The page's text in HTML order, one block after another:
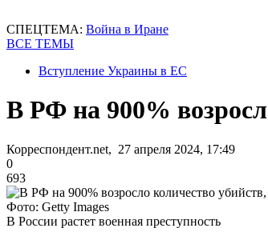
СПЕЦТЕМА: Война в Иране
ВСЕ ТЕМЫ
Вступление Украины в ЕС
В РФ на 900%
Корреспондент.net, 27 апреля 2024, 17:49
0
693
Фото: Getty Images
В России растет военная преступность